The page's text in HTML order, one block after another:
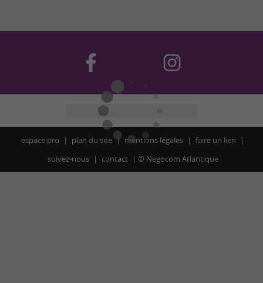
espace pro plan du site mentions légales
faire un lien
suivez-nous
contact © Negocom Atlantique